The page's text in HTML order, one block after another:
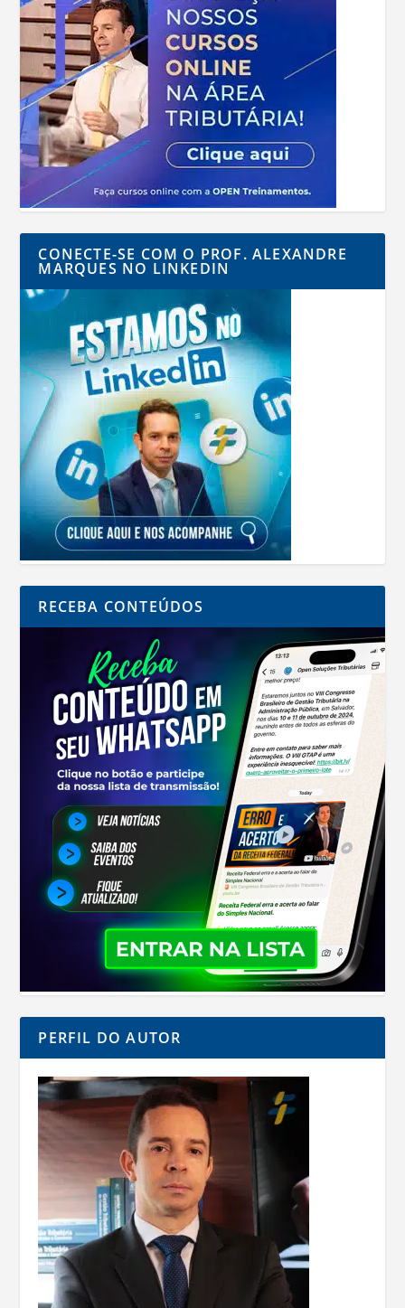
CONECTE-SE COM O PROF. ALEXANDRE
MARQUES NO LINKEDIN
RECEBA CONTEÚDOS
PERFIL DO AUTOR